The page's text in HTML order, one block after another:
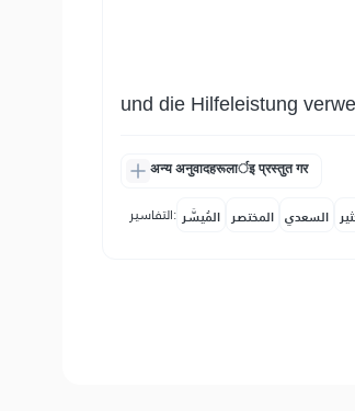
und die Hilfeleistung
अन्य अनुवादहरूलार्इ प्रस्तुत गर
التفاسير: المُيسَّر المختصر السعدي